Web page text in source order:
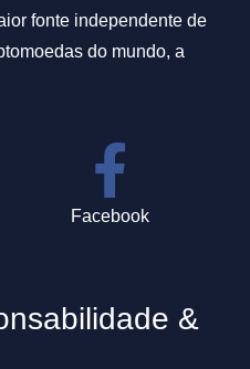
fonte independente de
do mundo, a
Facebook
&